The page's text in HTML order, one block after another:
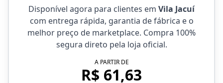
Disponível agora para clientes em Vila Jacuí
com entrega rápida, garantia de fábrica e o
melhor preço de marketplace. Compra 100%
segura direto pela loja oficial.
A PARTIR DE
R$ 61,63